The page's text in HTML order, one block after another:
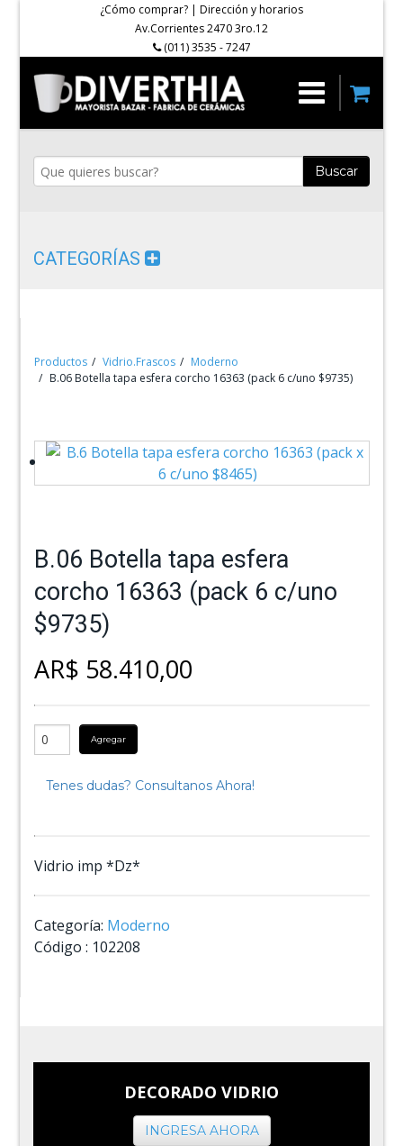
¿Cómo comprar? | Dirección y horarios
Av.Corrientes 2470 3ro.12
(011) 3535 - 7247
Buscar
CATEGORÍAS
Productos Vidrio.Frascos
Moderno
B.06 Botella tapa esfera corcho 16363 (pack 6 c/uno $9735)
B.06 Botella tapa esfera
corcho 16363 (pack 6 c/uno
$9735)
AR$ 58.410,00
Agregar
Tenes dudas? Consultanos Ahora!
Vidrio imp *Dz*
Categoría: Moderno
Código : 102208
DECORADO VIDRIO
INGRESA AHORA